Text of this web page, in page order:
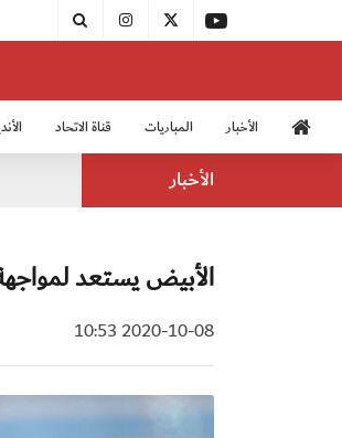
اتحاد الكرة يُشارك في الكونغرس الآسيوي الـ 36
الأخبار المباريات قناة الاتحاد
الأخبار
الأبيض يستعد
2020-10-08 10:53